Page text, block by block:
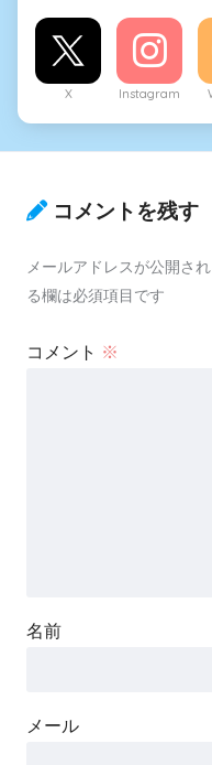
X Instagram
コメントを残す
メールアドレスが公開さ
る欄は必須項目です
コメント ※
名前
メール